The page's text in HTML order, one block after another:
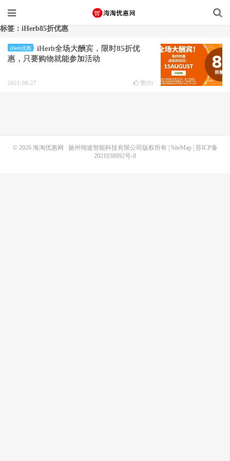
标签：iHerb85折优惠
iHerb优惠
iHerb全场大酬宾，限时85折优
惠，只要购物就能参加活动
2021-08-27 赞(0)
© 2026 海淘优惠网 扬州翎途智能科技有限公司版权所有 | SiteMap| 苏ICP备
2021038092号-8